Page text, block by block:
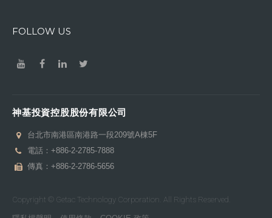
FOLLOW US
神基投資控股股份有限公司
台北市南港區南港路一段209號A棟5F
電話： +886-2-2785-7888
傳真：+886-2-2786-5656
Copyright © Getac Technology Corporation. All Rights Reserved.